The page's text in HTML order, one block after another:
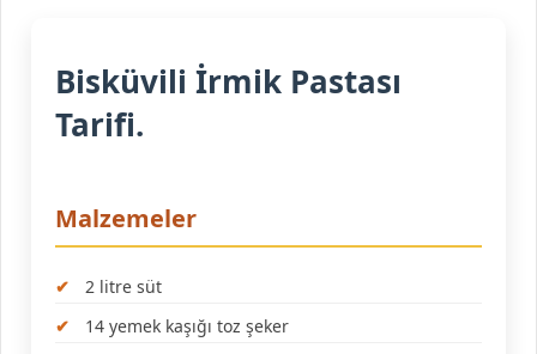
Bisküvili İrmik Pastası
Tarifi.
Malzemeler
2 litre süt
14 yemek kaşığı toz şeker